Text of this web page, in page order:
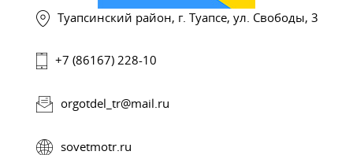
Туапсинский район, г. Туапсе, ул. Свободы, 3
+7 (86167) 228-10
orgotdel_tr@mail.ru
sovetmotr.ru